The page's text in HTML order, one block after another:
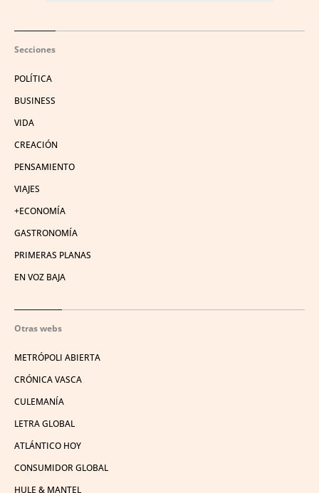
Secciones
POLÍTICA
BUSINESS
VIDA
CREACIÓN
PENSAMIENTO
VIAJES
+ECONOMÍA
GASTRONOMÍA
PRIMERAS PLANAS
EN VOZ BAJA
Otras webs
METRÓPOLI ABIERTA
CRÓNICA VASCA
CULEMANÍA
LETRA GLOBAL
ATLÁNTICO HOY
CONSUMIDOR GLOBAL
HULE & MANTEL